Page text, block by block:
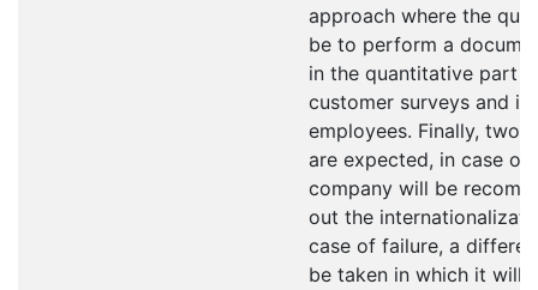
approach where the
be to perform a
in the quantitative part
customer surveys and
employees. Finally, two
are expected, in case of
company will be
out the
case of failure, a
be taken in which it will